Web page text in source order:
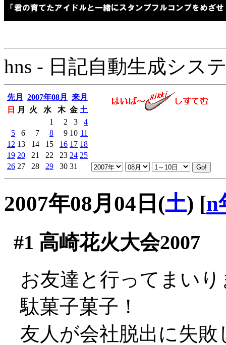
hns - 日記自動生成シス
先月 2007年08月
来月
日
月 火 水 木 金 土
1
2 3
4
5
6 7 8 9 10 11
12 13 14 15 16 17 18
19 20 21 22 23 24 25
26 27 28 29 30 31
2007年08月04日(土) [n
#1 高崎花火大会2007
お友達と行ってまい
駄菓子菓子！
友人が会社脱出に失